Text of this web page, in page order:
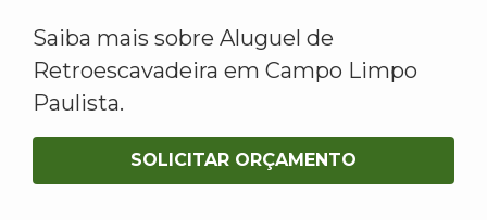
Saiba mais sobre Aluguel de
Retroescavadeira em Campo Limpo
Paulista.
SOLICITAR ORÇAMENTO